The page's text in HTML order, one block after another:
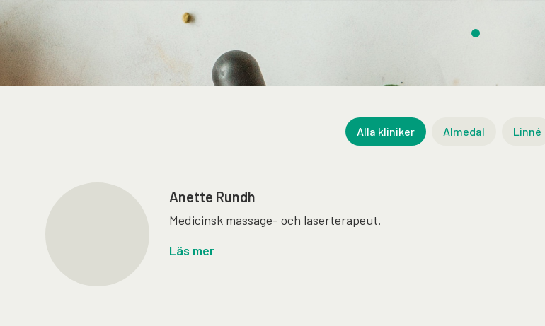
Alla kliniker Almedal Linné
Anette Rundh
Medicinsk massage- och laserterapeut.
Läs mer